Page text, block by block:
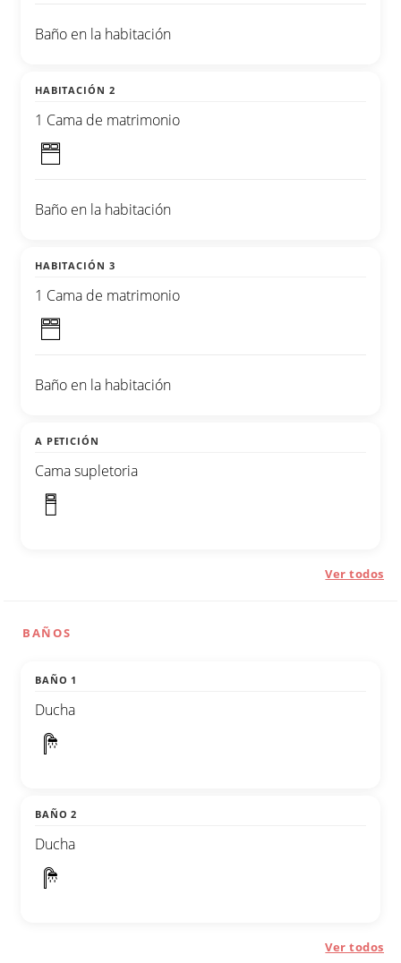
Baño en la habitación
HABITACIÓN 2
1 Cama de matrimonio
Baño en la habitación
HABITACIÓN 3
1 Cama de matrimonio
Baño en la habitación
A PETICIÓN
Cama supletoria
Ver todos
BAÑOS
BAÑO 1
Ducha
BAÑO 2
Ducha
Ver todos